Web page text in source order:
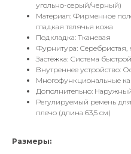
угольно-серый/черный)
Материал: Фирменное
гладкая телячья кожа
Подкладка: Тканевая
Фурнитура: Серебристая,
Застёжка: Система
Внутреннее устройство:
Многофункциональные
Дополнительно:
Регулируемый ремень
плечо (длина 63,5 см)
Размеры: